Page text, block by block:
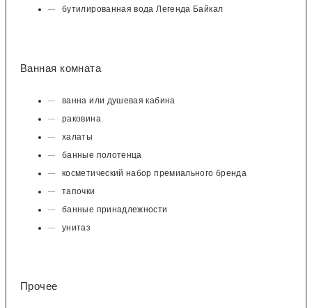
бутилированная вода Легенда Байкал
Ванная комната
ванна или душевая кабина
раковина
халаты
банные полотенца
косметический набор премиального бренда
тапочки
банные принадлежности
унитаз
Прочее